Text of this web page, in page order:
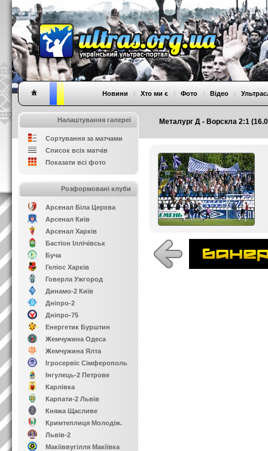
Металург Д - Ворскла 2:1
Новини | Хто ми є | Фото | Відео |
Налаштування галереї
Сортування за матчами
Список всіх матчів
Показати всі фото
Розформовані клуби
Арсенал Біла Церква
Арсенал Київ
Арсенал Харків
Бастіон Іллічівськ
Буча
Геліос Харків
Говерла Ужгород
Динамо-2 Київ
Дніпро-2
Дніпро-75
Енергетик Бурштин
Жемчужина Одеса
Жемчужина Ялта
Ігросервіс Сімферополь
Інгулець-2 Петрове
Карлівка
Карпати-2 Львів
Княжа Щасливе
Кримтеплиця Молодіж.
Львів-2
Макіїввугілля Макіївка